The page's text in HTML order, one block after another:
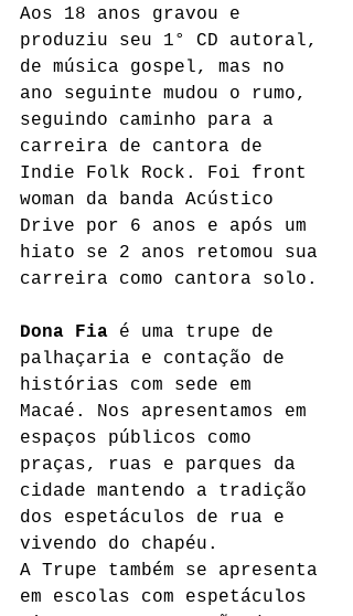
Aos 18 anos gravou e
produziu seu 1° CD autoral,
de música gospel, mas no
ano seguinte mudou o rumo,
seguindo caminho para a
carreira de cantora de
Indie Folk Rock. Foi front
woman da banda Acústico
Drive por 6 anos e após um
hiato se 2 anos retomou sua
carreira como cantora solo.
Dona Fia é uma trupe de
palhaçaria e contação de
histórias com sede em
Macaé. Nos apresentamos em
espaços públicos como
praças, ruas e parques da
cidade mantendo a tradição
dos espetáculos de rua e
vivendo do chapéu.
A Trupe também se apresenta
em escolas com espetáculos